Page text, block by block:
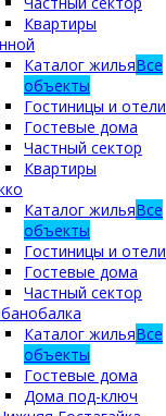
Квартиры
Каталог жильяВсе
объекты
Гостиницы и отели
Гостевые дома
Частный сектор
Квартиры
Каталог жильяВсе
объекты
Гостиницы и отели
Гостевые дома
Частный сектор
Каталог жильяВсе
объекты
Гостевые дома
Дома под-ключ